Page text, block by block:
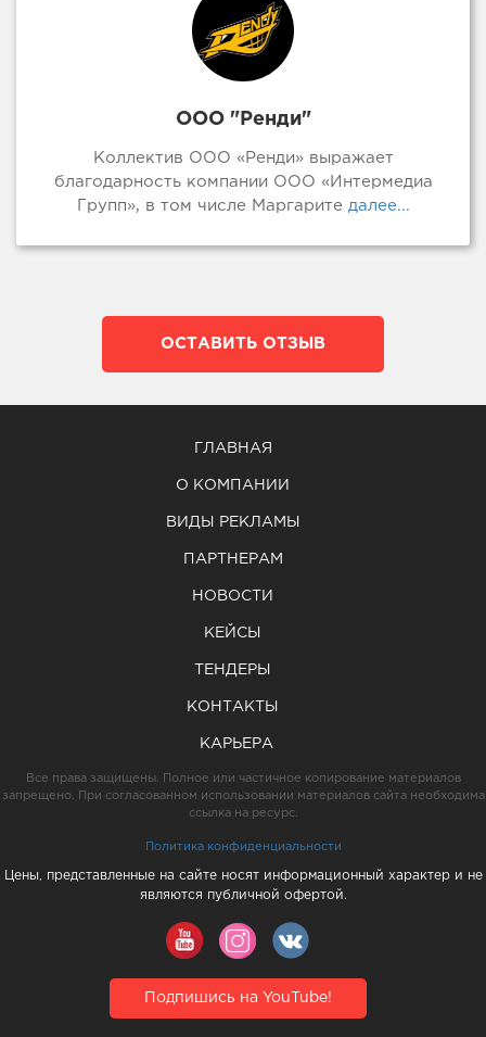
ООО "Ренди"
Коллектив ООО «Ренди» выражает
благодарность компании ООО «Интермедиа
Групп», в том числе Маргарите далее...
ОСТАВИТЬ ОТЗЫВ
ГЛАВНАЯ
О КОМПАНИИ
ВИДЫ РЕКЛАМЫ
ПАРТНЕРАМ
НОВОСТИ
КЕЙСЫ
ТЕНДЕРЫ
КОНТАКТЫ
КАРЬЕРА
Все права защищены. Полное или частичное копирование материалов
запрещено. При согласованном использовании материалов сайта необходима
ссылка на ресурс.
Политика конфиденциальности
Цены, представленные на сайте носят информационный характер и не
являются публичной офертой.
Подпишись на YouTube!